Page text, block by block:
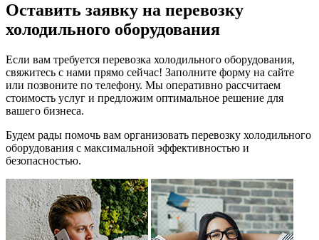
Оставить заявку на перевозку
холодильного оборудования
Если вам требуется перевозка холодильного оборудования,
свяжитесь с нами прямо сейчас! Заполните форму на сайте
или позвоните по телефону. Мы оперативно рассчитаем
стоимость услуг и предложим оптимальное решение для
вашего бизнеса.
Будем рады помочь вам организовать перевозку холодильного
оборудования с максимальной эффективностью и
безопасностью.